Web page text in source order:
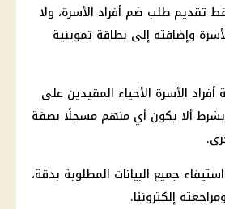
تقديم طلب ضم أفراد الأسرة، ولا
وإضافته إلى بطاقة تموينية
الأسرة الأحياء المقيدين على
بشرط ألا يكون أي منهم مسجلًا بصفة
جميع البيانات المطلوبة بدقة،
إلكترونيًا.